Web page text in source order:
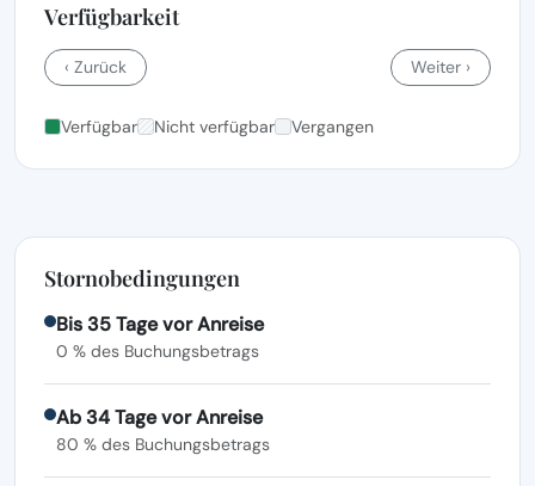
Verfügbarkeit
‹ Zurück Weiter ›
Verfügbar Nicht verfügbar Vergangen
Stornobedingungen
Bis 35 Tage vor Anreise
0 % des Buchungsbetrags
Ab 34 Tage vor Anreise
80 % des Buchungsbetrags